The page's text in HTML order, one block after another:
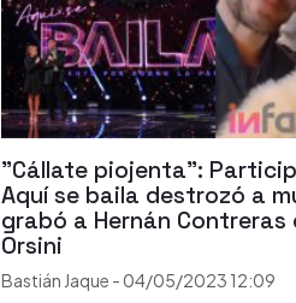
"Cállate piojenta":
Aquí se baila destrozó a
grabó a Hernán
Orsini
Bastián Jaque - 04/05/2023 12:09